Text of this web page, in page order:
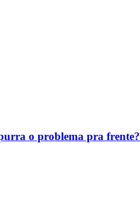
o problema pra frente?